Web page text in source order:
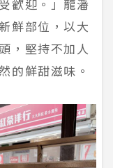
歡迎。」龍潘
鮮部位，以大
，堅持不加人
的鮮甜滋味。